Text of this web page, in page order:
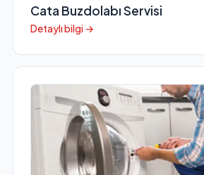
Cata Buzdolabı Servisi
Detaylı bilgi →